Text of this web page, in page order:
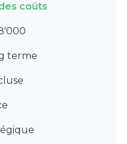
coûts
terme